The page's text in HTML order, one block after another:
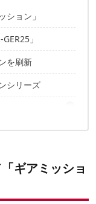
ション」
」
を刷新
シリーズ
ギアミッショ